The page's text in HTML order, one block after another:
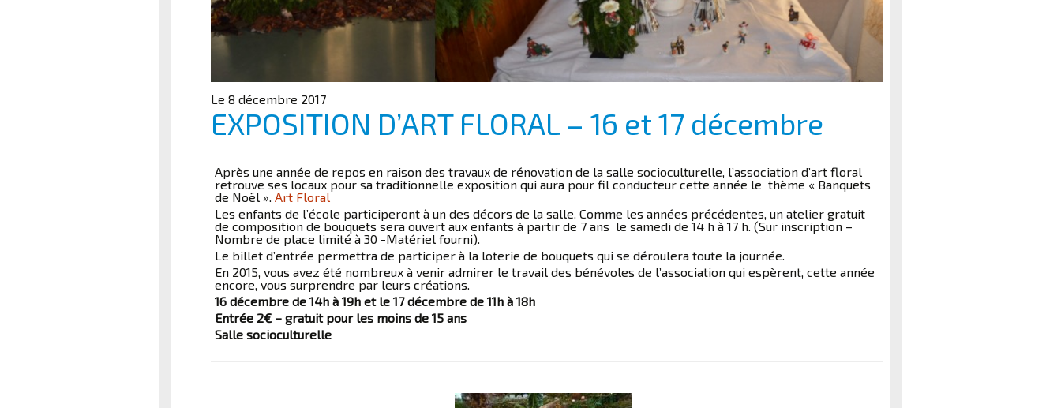
Le 8 décembre 2017
EXPOSITION D’ART FLORAL – 16 et 17 décembre
Après une année de repos en raison des travaux de rénovation de la salle socioculturelle, l’association d’art floral
retrouve ses locaux pour sa traditionnelle exposition qui aura pour fil conducteur cette année le thème « Banquets
de Noël ». Art Floral
Les enfants de l’école participeront à un des décors de la salle. Comme les années précédentes, un atelier gratuit
de composition de bouquets sera ouvert aux enfants à partir de 7 ans le samedi de 14 h à 17 h. (Sur inscription –
Nombre de place limité à 30 -Matériel fourni).
Le billet d’entrée permettra de participer à la loterie de bouquets qui se déroulera toute la journée.
En 2015, vous avez été nombreux à venir admirer le travail des bénévoles de l’association qui espèrent, cette année
encore, vous surprendre par leurs créations.
16 décembre de 14h à 19h et le 17 décembre de 11h à 18h
Entrée 2€ – gratuit pour les moins de 15 ans
Salle socioculturelle